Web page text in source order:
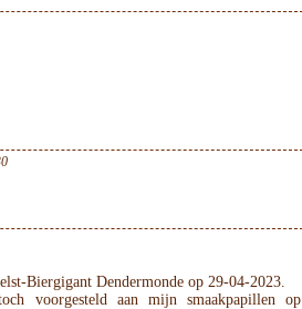
Biergigant Dendermonde op 29-04-2023.
voorgesteld aan mijn smaakpapillen op